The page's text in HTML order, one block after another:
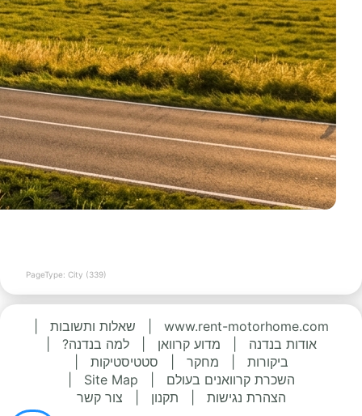
PageType: City (339)
www.rent-motorhome.com שאלות ותשובות
אודות בנדנה
מדוע קרוואן למה בנדנה?
ביקורות
מחקר סטטיסטיקות
השכרת קרוואנים בעולם
Site Map
הצהרת נגישות
תקנון צור קשר